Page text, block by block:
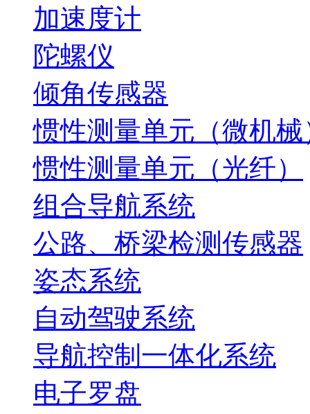
加速度计
陀螺仪
倾角传感器
惯性测量单元（微机械
惯性测量单元（光纤）
组合导航系统
公路、桥梁检测传感器
姿态系统
自动驾驶系统
导航控制一体化系统
电子罗盘